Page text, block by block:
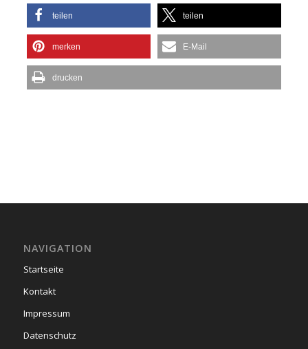
teilen teilen
merken E-Mail
drucken
NAVIGATION
Startseite
Kontakt
Impressum
Datenschutz